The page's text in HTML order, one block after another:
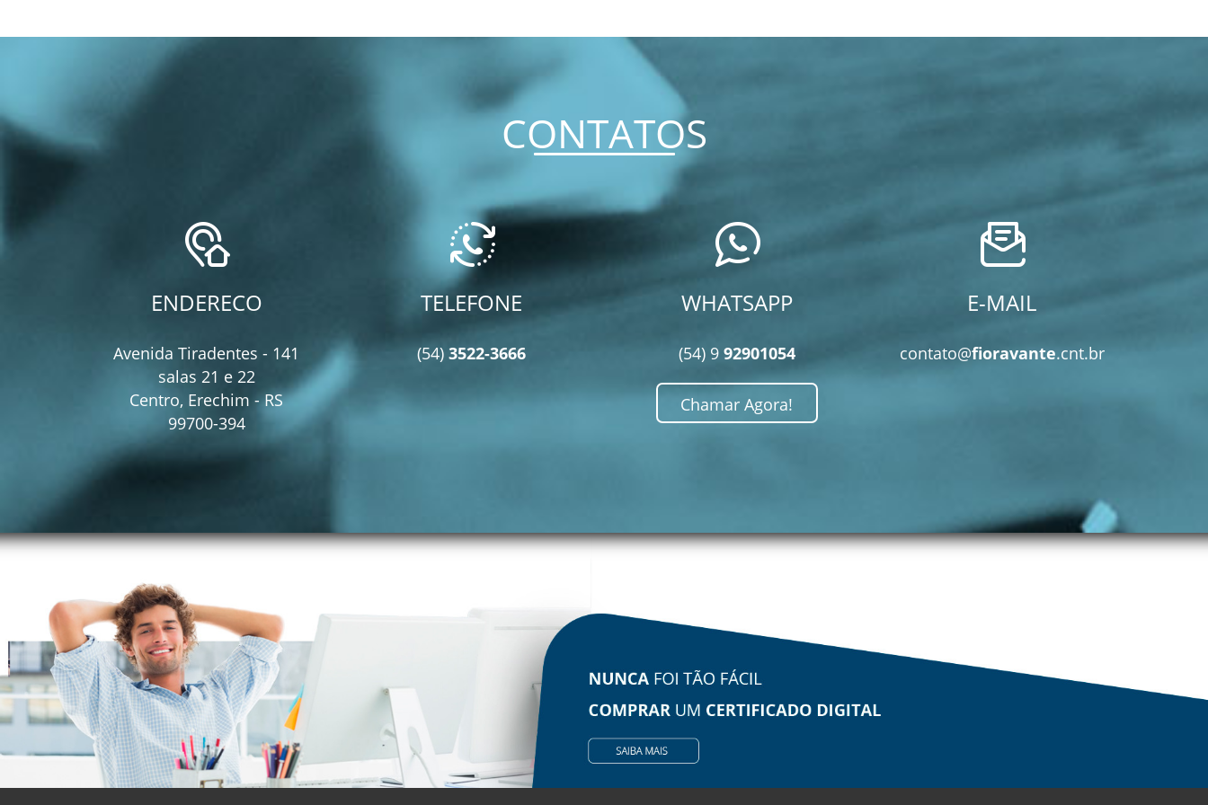
CONTATOS
ENDERECO
Avenida Tiradentes - 141
salas 21 e 22
Centro, Erechim - RS
99700-394
TELEFONE
(54) 3522-3666
WHATSAPP
(54) 992901054
Chamar Agora!
E-MAIL
contato@fioravante.cnt.br